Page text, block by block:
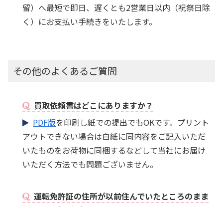
留）へ最短で即日、遅くとも2営業日以内（祝祭日除
く）にお支払い手続きをいたします。
その他のよくあるご質問
買取依頼書はどこにありますか？
PDF版を印刷し紙での提出でもOKです。プリント
アウトできない場合は白紙に同内容をご記入いただ
いたものをお荷物に同梱するなどして当社にお届け
いただく方法でも問題ございません。
運転免許証の住所が以前住んでいたところのまま